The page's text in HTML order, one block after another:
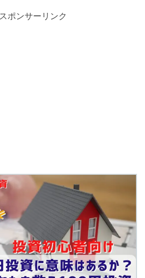
スポンサーリンク